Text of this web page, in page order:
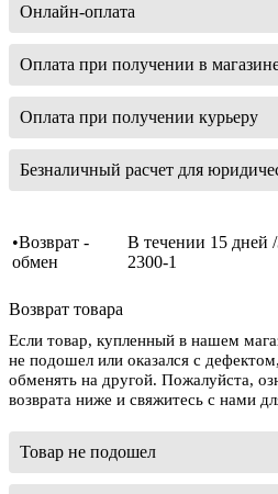
Онлайн-оплата
Оплата при получении в
Оплата при получении курьеру
Безналичный расчет для
•Возврат -
обмен
В течении 15 дней
2300-1
Возврат товара
Если товар, купленный в нашем
не подошел или оказался с
обменять на другой. Пожалуйста,
возврата ниже и свяжитесь с нами
Товар не подошел